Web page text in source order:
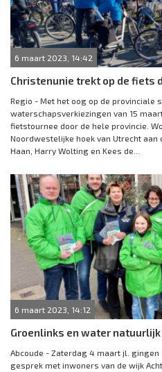
6 maart 2023, 14:42
Christenunie trekt op de fiets
Regio - Met het oog op de provinciale
waterschapsverkiezingen van 15
fietstournee door de hele provincie.
Noordwestelijke hoek van Utrecht
Haan, Harry Wolting en Kees de...
6 maart 2023, 14:12
Groenlinks en water
Abcoude - Zaterdag 4 maart jl. gingen
gesprek met inwoners van de wijk